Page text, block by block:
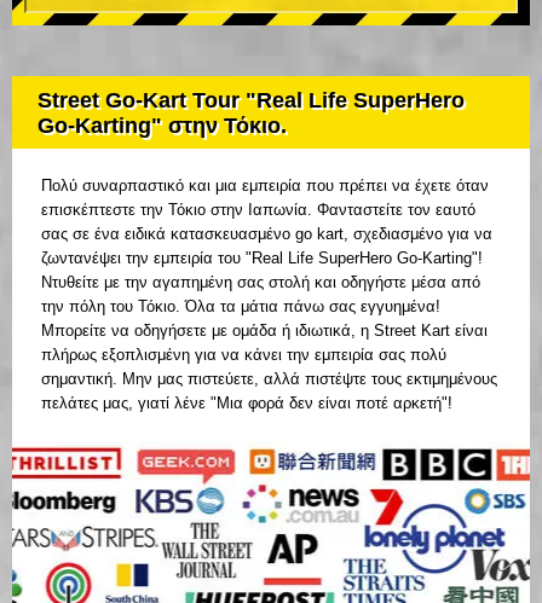
Street Go-Kart Tour "Real Life SuperHero
Go-Karting" στην Τόκιο.
Πολύ συναρπαστικό και μια εμπειρία που πρέπει να έχετε όταν
επισκέπτεστε την Τόκιο στην Ιαπωνία. Φανταστείτε τον εαυτό
σας σε ένα ειδικά κατασκευασμένο go kart, σχεδιασμένο για να
ζωντανέψει την εμπειρία του "Real Life SuperHero Go-Karting"!
Ντυθείτε με την αγαπημένη σας στολή και οδηγήστε μέσα από
την πόλη του Τόκιο. Όλα τα μάτια πάνω σας εγγυημένα!
Μπορείτε να οδηγήσετε με ομάδα ή ιδιωτικά, η Street Kart είναι
πλήρως εξοπλισμένη για να κάνει την εμπειρία σας πολύ
σημαντική. Μην μας πιστεύετε, αλλά πιστέψτε τους εκτιμημένους
πελάτες μας, γιατί λένε "Μια φορά δεν είναι ποτέ αρκετή"!